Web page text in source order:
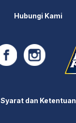
Hubungi Kami
Syarat dan Ketentuan